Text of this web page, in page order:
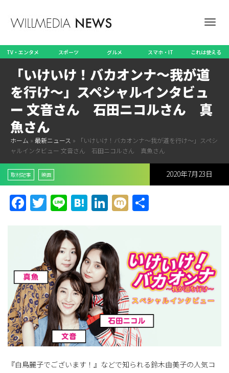
ー
ョ
TV・エンタメ スポーツ グルメ スマホ・IT これは使える
「いけいけ！バカオンナ～我が道
を行け～」スペシャルインタビュ
ー 文音さん 石田ニコルさん 真
魚さん
ホーム » 最新ニュース »
「いけいけ！バカオンナ～我が道を行け～」スペシ
ャルインタビュー 文音さん 石田ニコルさん 真魚さん
取材記事 映画 2020年7月23日
Facebook
Twitter
LineHatena
LinkedIn
Mixi
『白鳥麗子でございます！』などで知られる鈴木由美子の人気コ